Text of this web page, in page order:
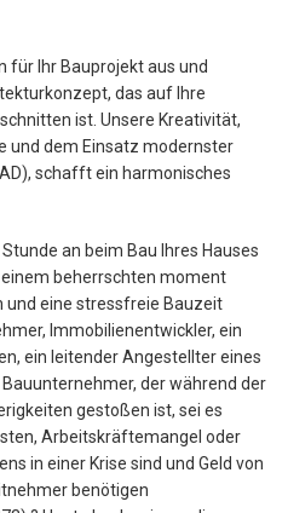
für Ihr Bauprojekt aus und
das auf Ihre
ist. Unsere Kreativität,
und dem Einsatz modernster
schafft ein harmonisches
an beim Bau Ihres Hauses
beherrschten moment
und eine stressfreie Bauzeit
Immobilienentwickler, ein
ein leitender Angestellter eines
der während der
gestoßen ist, sei es
Arbeitskräftemangel oder
in einer Krise sind und Geld von
benötigen